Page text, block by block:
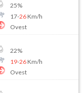
25%
17-26Km/h
Ovest
22%
19-26Km/h
Ovest